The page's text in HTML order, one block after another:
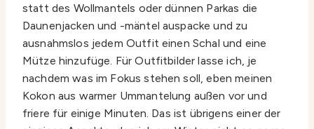
statt des Wollmantels oder dünnen Parkas die
Daunenjacken und -mäntel auspacke und zu
ausnahmslos jedem Outfit einen Schal und eine
Mütze hinzufüge. Für Outfitbilder lasse ich, je
nachdem was im Fokus stehen soll, eben meinen
Kokon aus warmer Ummantelung außen vor und
friere für einige Minuten. Das ist übrigens einer der